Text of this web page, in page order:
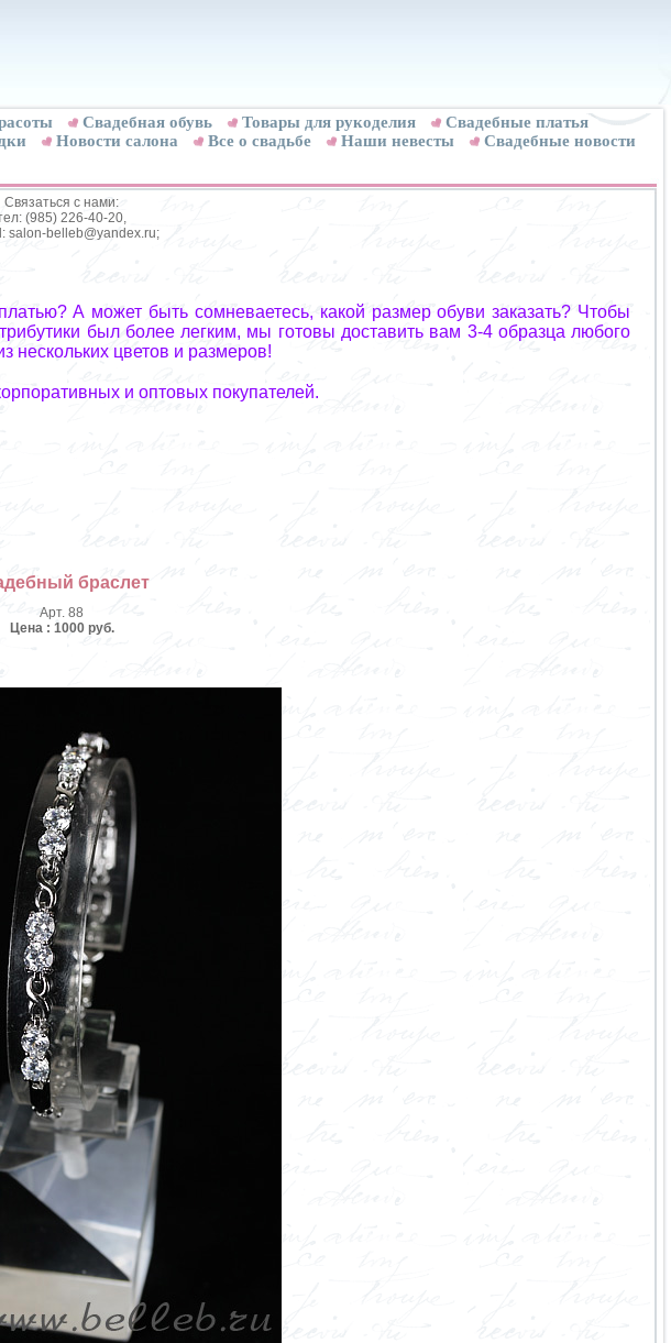
Свадебная обувь Товары для рукоделия
Cвадебные платья
Новости салона Все о свадьбе Наши невесты
Свадебные новости
Связаться с нами:
(985) 226-40-20,
salon-belleb@yandex.ru;
А может быть сомневаетесь, какой размер обуви заказать? Чтобы
был более легким, мы готовы доставить вам 3-4 образца любого
нескольких цветов и размеров!
и оптовых покупателей.
браслет
Арт. 88
Цена : 1000 руб.